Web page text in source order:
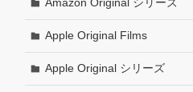
Apple Original Films
Apple Original シリーズ